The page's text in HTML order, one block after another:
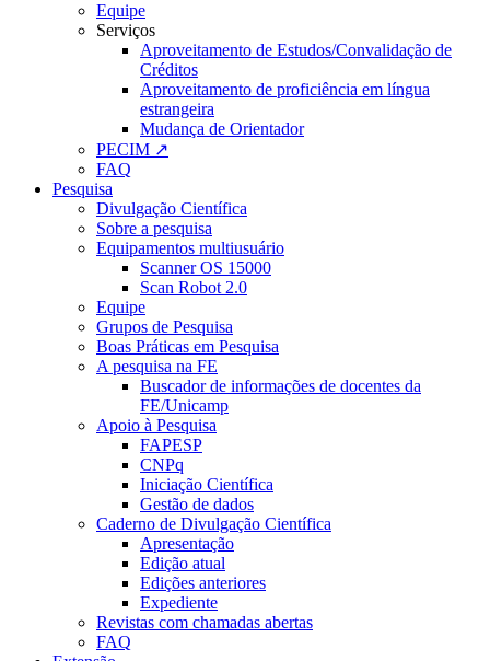
Equipe
Serviços
Aproveitamento de Estudos/Convalidação de
Créditos
Aproveitamento de proficiência em língua
estrangeira
Mudança de Orientador
PECIM ↗
FAQ
Pesquisa
Divulgação Científica
Sobre a pesquisa
Equipamentos multiusuário
Scanner OS 15000
Scan Robot 2.0
Equipe
Grupos de Pesquisa
Boas Práticas em Pesquisa
A pesquisa na FE
Buscador de informações de docentes da
FE/Unicamp
Apoio à Pesquisa
FAPESP
CNPq
Iniciação Científica
Gestão de dados
Caderno de Divulgação Científica
Apresentação
Edição atual
Edições anteriores
Expediente
Revistas com chamadas abertas
FAQ